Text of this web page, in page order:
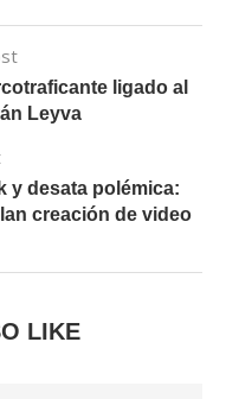
ligado al
Leyva
y desata polémica:
creación de video
LIKE